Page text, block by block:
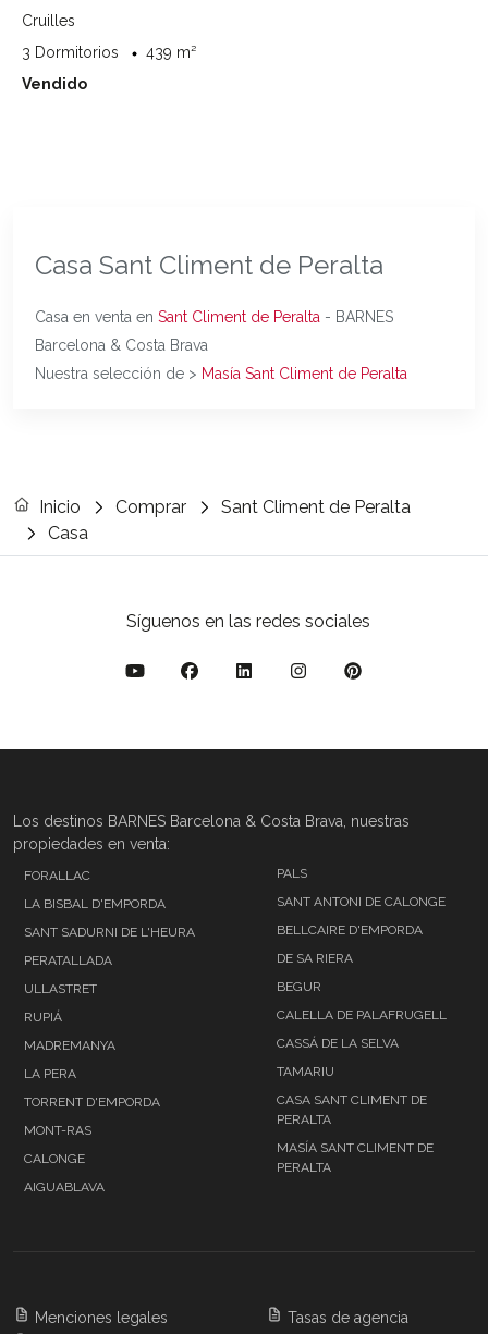
Cruilles
3 Dormitorios
439 m²
Vendido
Casa Sant Climent de Peralta
Casa en venta en Sant Climent de Peralta - BARNES
Barcelona & Costa Brava
Nuestra selección de > Masía Sant Climent de Peralta
Inicio Comprar
Sant Climent de Peralta
Casa
Síguenos en las redes sociales
Los destinos BARNES Barcelona & Costa Brava, nuestras
propiedades en venta:
FORALLAC
LA BISBAL D'EMPORDA
SANT SADURNI DE L'HEURA
PERATALLADA
ULLASTRET
RUPIÁ
MADREMANYA
LA PERA
TORRENT D'EMPORDA
MONT-RAS
CALONGE
AIGUABLAVA
PALS
SANT ANTONI DE CALONGE
BELLCAIRE D'EMPORDA
DE SA RIERA
BEGUR
CALELLA DE PALAFRUGELL
CASSÁ DE LA SELVA
TAMARIU
CASA SANT CLIMENT DE
PERALTA
MASÍA SANT CLIMENT DE
PERALTA
Menciones legales Tasas de agencia